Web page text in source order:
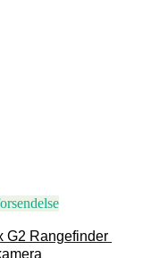
G2 Rangefinder